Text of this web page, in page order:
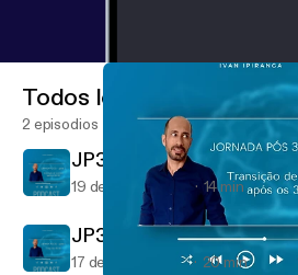
Todos los episodios
2 episodios
JP30 Live 1 Parte 2
19 de ago de 2021 14 min
JP30 Live 1 Parte 1
17 de ago de 2021 20 min